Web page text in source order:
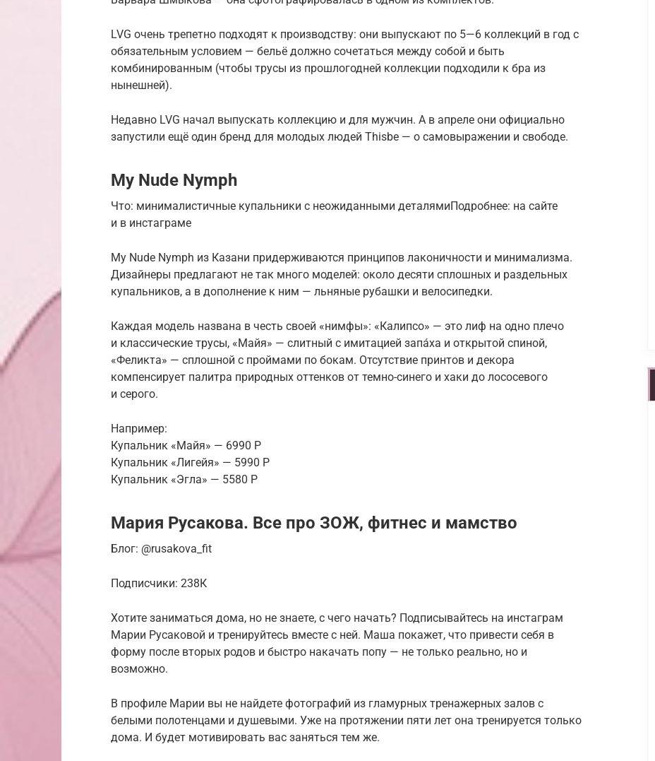
LVG очень трепетно подходят к производству: они выпускают по 5—6 коллекций в год с
обязательным условием — бельё должно сочетаться между собой и быть
комбинированным (чтобы трусы из прошлогодней коллекции подходили к бра из
нынешней).
Недавно LVG начал выпускать коллекцию и для мужчин. А в апреле они официально
запустили ещё один бренд для молодых людей This­be — о самовыражении и свободе.
My Nude Nymph
Что: минималистичные купальники с неожиданными деталямиПодробнее: на сайте
и в инстаграме
My Nude Nymph из Казани придерживаются принципов лаконичности и минимализма.
Дизайнеры предлагают не так много моделей: около десяти сплошных и раздельных
купальников, а в дополнение к ним — льняные рубашки и велосипедки.
Каждая модель названа в честь своей «нимфы»: «Калипсо» — это лиф на одно плечо
и классические трусы, «Майя» — слитный с имитацией запáха и открытой спиной,
«Феликта» — сплошной с проймами по бокам. Отсутствие принтов и декора
компенсирует палитра природных оттенков от темно-синего и хаки до лососевого
и серого.
Например:
Купальник «Майя» — 6990 Р
Купальник «Лигейя» — 5990 Р
Купальник «Эгла» — 5580 Р
Мария Русакова. Все про ЗОЖ, фитнес и мамство
Блог: @rusakova_fit
Подписчики: 238К
Хотите заниматься дома, но не знаете, с чего начать? Подписывайтесь на инстаграм
Марии Русаковой и тренируйтесь вместе с ней. Маша покажет, что привести себя в
форму после вторых родов и быстро накачать попу — не только реально, но и
возможно.
В профиле Марии вы не найдете фотографий из гламурных тренажерных залов с
белыми полотенцами и душевыми. Уже на протяжении пяти лет она тренируется только
дома. И будет мотивировать вас заняться тем же.